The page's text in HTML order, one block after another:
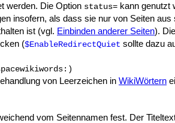
werden. Die Option status= kann genutzt
insofern, als dass sie nur von Seiten
ist (vgl. Einbinden anderer Seiten).
($EnableRedirectQuiet sollte dazu
von Leerzeichen in WikiWörtern
vom Seitennamen fest. Der